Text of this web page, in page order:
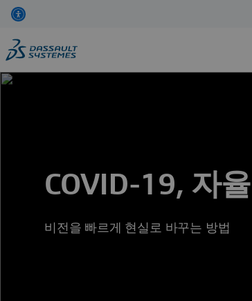
Skip
main
content
COVID-19, 자
비전을 빠르게 현실로 바꾸는 방법